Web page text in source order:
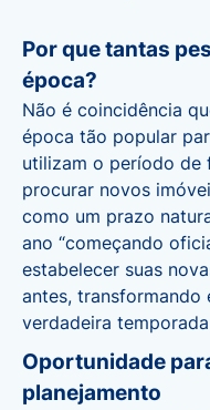
Por que tantas
época?
Não é coincidência
época tão popular
utilizam o período de
procurar novos
como um prazo
ano “começando
estabelecer suas
antes, transformando
verdadeira
Oportunidade
planejamento